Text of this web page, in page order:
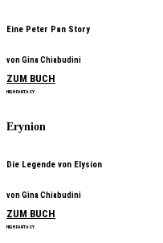
Eine Peter Pan Story
von Gina Chiabudini
ZUM BUCH
HIGH FANTASY
Erynion
Die Legende von Elysion
von Gina Chiabudini
ZUM BUCH
HIGH FANTASY